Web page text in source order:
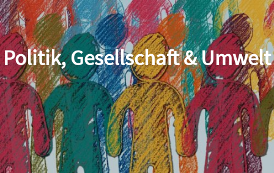
Politik, Gesellschaft & Umwelt